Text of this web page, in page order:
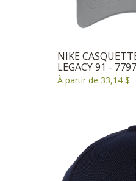
NIKE
LEGACY 91 -
À partir de 33,14 $